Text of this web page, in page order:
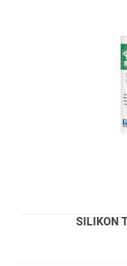
SILIKON